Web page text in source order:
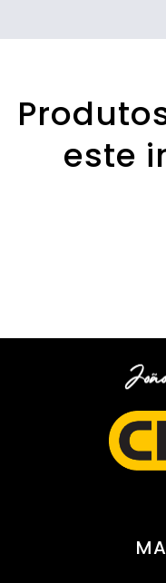
este